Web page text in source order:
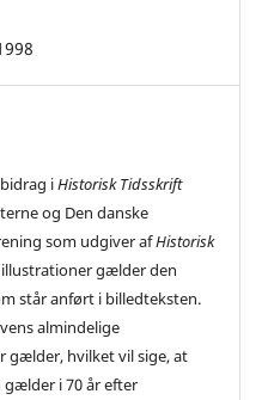
iHistorisk Tidsskrift
og Den danske
som udgiver afHistorisk
illustrationer gælder den
står anført i billedteksten.
almindelige
gælder, hvilket vil sige, at
i 70 år efter